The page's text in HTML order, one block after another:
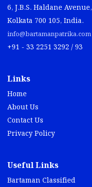
6, J.B.S. Haldane Avenue,
Kolkata 700 105, India.
info@bartamanpatrika.com
+91 - 33 2251 3292 / 93
Links
Home
About Us
Contact Us
Privacy Policy
Useful Links
Bartaman Classified